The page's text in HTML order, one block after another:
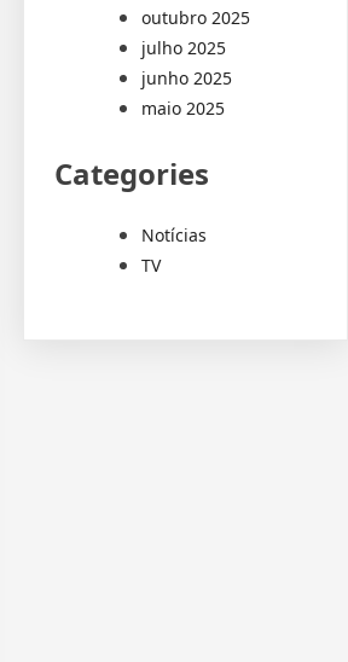
outubro 2025
julho 2025
junho 2025
maio 2025
Categories
Notícias
TV